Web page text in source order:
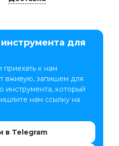
для
приехать к нам
вживую, запишем для
инструмента, который
нам ссылку на
в Telegram